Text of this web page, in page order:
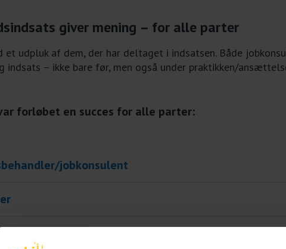
giver mening – for alle parter
udpluk af dem, der har deltaget i indsatsen. Både
indsats – ikke bare før, men også under praktikken/
forløbet en succes for alle parter:
jobkonsulent